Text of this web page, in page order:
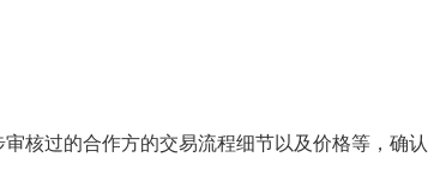
核过的合作方的交易流程细节以及价格等，确